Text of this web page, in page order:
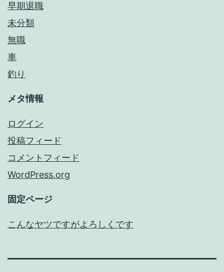
早期退職
未分類
無職
車
釣り
メタ情報
ログイン
投稿フィード
コメントフィード
WordPress.org
固定ページ
こんなヤツですがよろしくです